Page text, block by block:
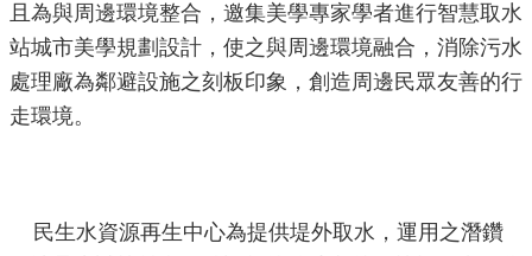
務
廉
政
為
且為與周邊環境整合，邀集美學專家學者進行智慧取水
站城市美學規劃設計，使之與周邊環境融合，消除污水
處理廠為鄰避設施之刻板印象，創造周邊民眾友善的行
走環境。
民生水資源再生中心為提供堤外取水，運用之潛鑽